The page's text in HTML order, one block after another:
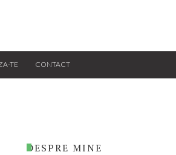
TE CONTACT
DESPRE MINE